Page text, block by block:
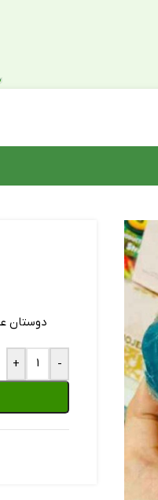
دوستان
-
+